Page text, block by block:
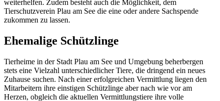
weiterhelfen. Zudem besteht auch die Möglichkeit, dem
Tierschutzverein Plau am See die eine oder andere Sachspende
zukommen zu lassen.
Ehemalige Schützlinge
Tierheime in der Stadt Plau am See und Umgebung beherbergen
stets eine Vielzahl unterschiedlicher Tiere, die dringend ein neues
Zuhause suchen. Nach einer erfolgreichen Vermittlung liegen den
Mitarbeitern ihre einstigen Schützlinge aber nach wie vor am
Herzen, obgleich die aktuellen Vermittlungstiere ihre volle